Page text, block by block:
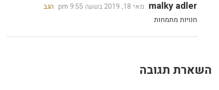
malky adler מאי 18, 2019 בשעה 9:55 pm
הגב
חנויות מתמחות
השארת תגובה